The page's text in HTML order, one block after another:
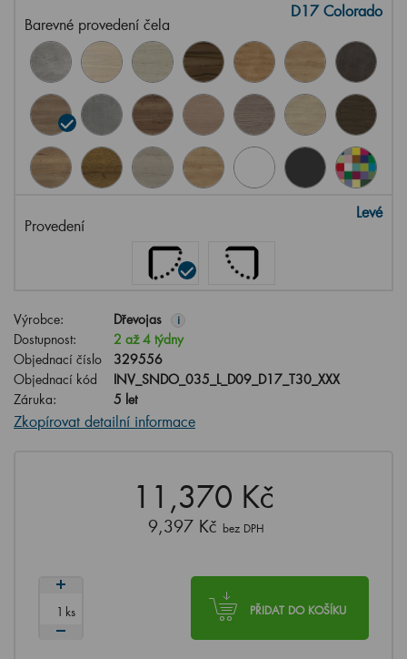
Barevné provedení čela
D17 Colorado
Provedení
Levé
Výrobce: Dřevojas i
Dostupnost:
2 až 4 týdny
Objednací číslo
329556
Objednací kód
INV_SNDO_035_L_D09_D17_T30_XXX
Záruka:
5 let
Zkopírovat detailní informace
11,370 Kč
9,397 Kč bez DPH
PŘIDAT DO KOŠÍKU
ks